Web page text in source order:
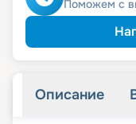
Поможем с
Описание